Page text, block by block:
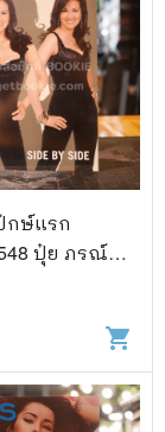
กษ์แรก
ปุ๋ย ภรณ์
shopping_cart